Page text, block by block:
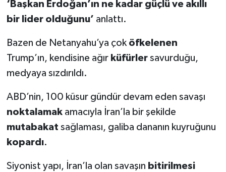
‘Başkan Erdoğan’ın ne kadar güçlü ve akıllı
bir lider olduğunu’ anlattı.
Bazen de Netanyahu’ya çok öfkelenen
Trump’ın, kendisine ağır küfürlersavurduğu,
medyaya sızdırıldı.
ABD’nin, 100 küsur gündür devam eden savaşı
noktalamakamacıyla İran’la bir şekilde
mutabakat sağlaması, galiba dananın kuyruğunu
kopardı.
Siyonist yapı, İran’la olan savaşın bitirilmesi